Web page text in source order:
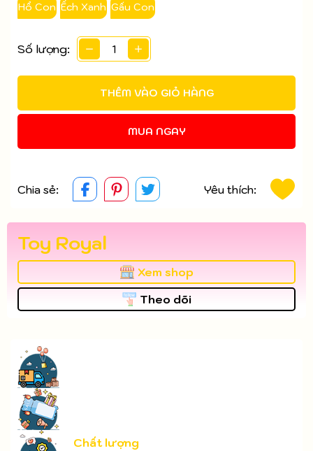
Hổ Con Ếch Xanh Gấu Con
Số lượng:
THÊM VÀO GIỎ HÀNG
MUA NGAY
Ngày hết hạn:
Điều kiện:
Chia sẻ: Yêu thích:
Toy Royal
Xem shop
Theo dõi
Chất lượng